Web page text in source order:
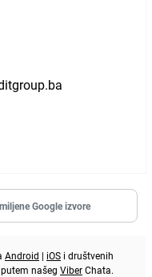
Google izvore
Android | iOS i društvenih
našeg ViberChata.